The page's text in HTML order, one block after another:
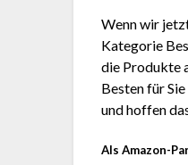
Wenn wir
Kategorie
die Produkte
Besten für
und hoffen
Als Amazon-